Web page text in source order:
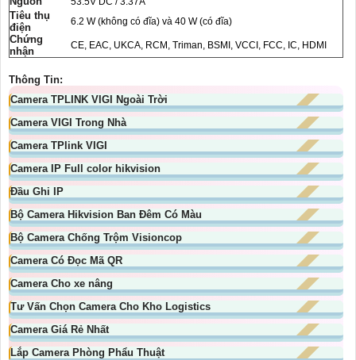
Tiêu thụ
điện
6.2 W (không có đĩa) và 40 W (có đĩa)
Chứng
nhận
CE, EAC, UKCA, RCM, Triman, BSMI, VCCI, FCC, IC, HDMI
Thông Tin:
Camera TPLINK VIGI Ngoài Trời
Camera VIGI Trong Nhà
Camera TPlink VIGI
Camera IP Full color hikvision
Đầu Ghi IP
Bộ Camera Hikvision Ban Đêm Có Màu
Bộ Camera Chống Trộm Visioncop
Camera Có Đọc Mã QR
Camera Cho xe nâng
Tư Vấn Chọn Camera Cho Kho Logistics
Camera Giá Rẻ Nhất
Lắp Camera Phòng Phẩu Thuật